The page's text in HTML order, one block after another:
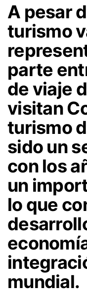
A pesar
turismo
parte
de viaje
visitan
turismo
sido un
con los
un
lo que
mundial.